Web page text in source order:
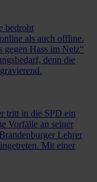
bedroht
als auch offline.
gegen Hass im Netz“
denn die
tritt in die SPD ein
Vorfälle an seiner
Lehrer
Mit einer